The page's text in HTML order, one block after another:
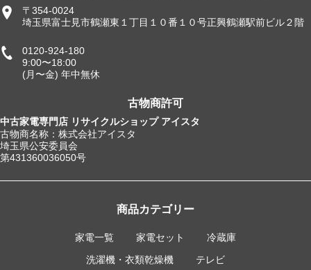
〒354-0024
埼玉県富士見市鶴瀬東１丁目１０番１０号正興鶴瀬駅前ビル２階
0120-924-180
9:00〜18:00
(月〜金) 年中無休
古物商許可
中古家電専門店 リサイクルショップ アイスタ
古物商名称：株式会社アイスタ
埼玉県公安委員会
第431360036050号
商品カテゴリー
家電一覧 家電セット
冷蔵庫
洗濯機・衣類乾燥機
テレビ